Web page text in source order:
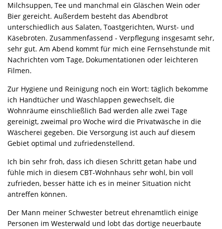
Milchsuppen, Tee und manchmal ein Gläschen Wein oder
Bier gereicht. Außerdem besteht das Abendbrot
unterschiedlich aus Salaten, Toastgerichten, Wurst- und
Käsebroten. Zusammenfassend - Verpflegung insgesamt sehr,
sehr gut. Am Abend kommt für mich eine Fernsehstunde mit
Nachrichten vom Tage, Dokumentationen oder leichteren
Filmen.
Zur Hygiene und Reinigung noch ein Wort: täglich bekomme
ich Handtücher und Waschlappen gewechselt, die
Wohnräume einschließlich Bad werden alle zwei Tage
gereinigt, zweimal pro Woche wird die Privatwäsche in die
Wäscherei gegeben. Die Versorgung ist auch auf diesem
Gebiet optimal und zufriedenstellend.
Ich bin sehr froh, dass ich diesen Schritt getan habe und
fühle mich in diesem CBT-Wohnhaus sehr wohl, bin voll
zufrieden, besser hätte ich es in meiner Situation nicht
antreffen können.
Der Mann meiner Schwester betreut ehrenamtlich einige
Personen im Westerwald und lobt das dortige neuerbaute